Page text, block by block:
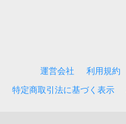
運営会社 利用規約
特定商取引法に基づく表示